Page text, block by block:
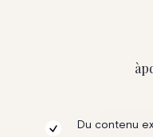
Du contenu